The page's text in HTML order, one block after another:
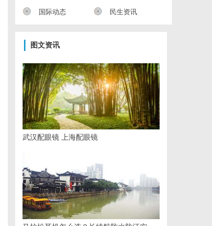
国际动态 民生资讯
图文资讯
武汉配眼镜 上海配眼镜